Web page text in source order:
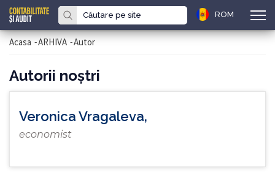
ROM
Acasa -ARHIVA -Autor
Autorii noştri
Veronica Vragaleva,
economist